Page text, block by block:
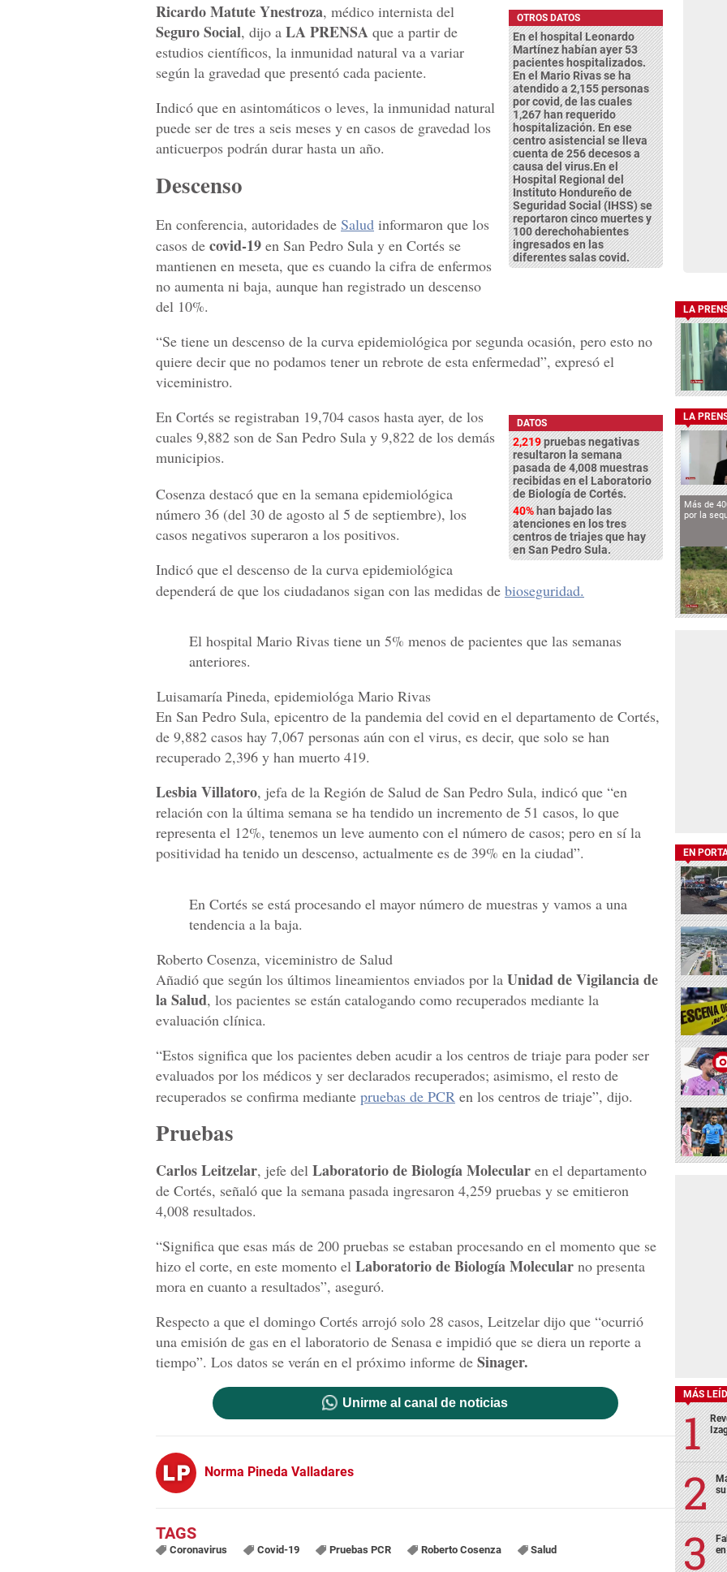
OTROS DATOS
En el hospital Leonardo
Martínez habían ayer 53
pacientes hospitalizados.
En el Mario Rivas se ha
atendido a 2,155 personas
por covid, de las cuales
1,267 han requerido
hospitalización. En ese
centro asistencial se lleva
cuenta de 256 decesos a
causa del virus.En el
Hospital Regional del
Instituto Hondureño de
Seguridad Social (IHSS) se
reportaron cinco muertes y
100 derechohabientes
ingresados en las
diferentes salas covid.
Ricardo Matute Ynestroza, médico internista del
Seguro Social, dijo a LA PRENSA que a partir de
estudios científicos, la inmunidad natural va a variar
según la gravedad que presentó cada paciente.
Indicó que en asintomáticos o leves, la inmunidad natural
puede ser de tres a seis meses y en casos de gravedad los
anticuerpos podrán durar hasta un año.
Descenso
En conferencia, autoridades de Salud informaron que los
casos de covid-19 en San Pedro Sula y en Cortés se
mantienen en meseta, que es cuando la cifra de enfermos
no aumenta ni baja, aunque han registrado un descenso
del 10%.
“Se tiene un descenso de la curva epidemiológica por segunda ocasión, pero esto no
quiere decir que no podamos tener un rebrote de esta enfermedad”, expresó el
viceministro.
DATOS
2,219pruebas negativas
resultaron la semana
pasada de 4,008 muestras
recibidas en el Laboratorio
de Biología de Cortés.
40%han bajado las
atenciones en los tres
centros de triajes que hay
en San Pedro Sula.
En Cortés se registraban 19,704 casos hasta ayer, de los
cuales 9,882 son de San Pedro Sula y 9,822 de los demás
municipios.
Cosenza destacó que en la semana epidemiológica
número 36 (del 30 de agosto al 5 de septiembre), los
casos negativos superaron a los positivos.
Indicó que el descenso de la curva epidemiológica
dependerá de que los ciudadanos sigan con las medidas de bioseguridad.
El hospital Mario Rivas tiene un 5% menos de pacientes que las semanas
anteriores.
Luisamaría Pineda, epidemiológa Mario Rivas
En San Pedro Sula, epicentro de la pandemia del covid en el departamento de Cortés,
de 9,882 casos hay 7,067 personas aún con el virus, es decir, que solo se han
recuperado 2,396 y han muerto 419.
Lesbia Villatoro, jefa de la Región de Salud de San Pedro Sula, indicó que “en
relación con la última semana se ha tendido un incremento de 51 casos, lo que
representa el 12%, tenemos un leve aumento con el número de casos; pero en sí la
positividad ha tenido un descenso, actualmente es de 39% en la ciudad”.
En Cortés se está procesando el mayor número de muestras y vamos a una
tendencia a la baja.
Roberto Cosenza, viceministro de Salud
Añadió que según los últimos lineamientos enviados por la Unidad de Vigilancia de
la Salud, los pacientes se están catalogando como recuperados mediante la
evaluación clínica.
“Estos significa que los pacientes deben acudir a los centros de triaje para poder ser
evaluados por los médicos y ser declarados recuperados; asimismo, el resto de
recuperados se confirma mediante pruebas de PCR en los centros de triaje”, dijo.
Pruebas
Carlos Leitzelar, jefe del Laboratorio de Biología Molecular en el departamento
de Cortés, señaló que la semana pasada ingresaron 4,259 pruebas y se emitieron
4,008 resultados.
“Significa que esas más de 200 pruebas se estaban procesando en el momento que se
hizo el corte, en este momento el Laboratorio de Biología Molecular no presenta
mora en cuanto a resultados”, aseguró.
Respecto a que el domingo Cortés arrojó solo 28 casos, Leitzelar dijo que “ocurrió
una emisión de gas en el laboratorio de Senasa e impidió que se diera un reporte a
tiempo”. Los datos se verán en el próximo informe de Sinager.
Unirme al canal de noticias
Norma Pineda Valladares
Coronavirus Covid-19 Pruebas PCR Roberto Cosenza Salud
LA
LA
Más de
por la
EN
MÁS